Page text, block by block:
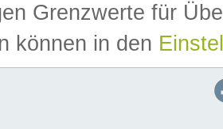
Grenzwerte für
können in den